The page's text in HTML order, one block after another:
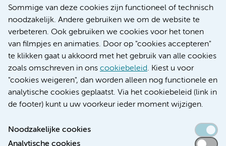
Sommige van deze cookies zijn functioneel of technisch
noodzakelijk. Andere gebruiken we om de website te
verbeteren. Ook gebruiken we cookies voor het tonen
van filmpjes en animaties. Door op "cookies accepteren"
te klikken gaat u akkoord met het gebruik van alle cookies
zoals omschreven in ons cookiebeleid. Kiest u voor
"cookies weigeren", dan worden alleen nog functionele en
analytische cookies geplaatst. Via het cookiebeleid (link in
de footer) kunt u uw voorkeur ieder moment wijzigen.
Noodzakelijke cookies
Analytische cookies
Nieuws
Research
Educatie locatie AMC
Educatie locatie VUmc
Verwijzen & diagnostiek